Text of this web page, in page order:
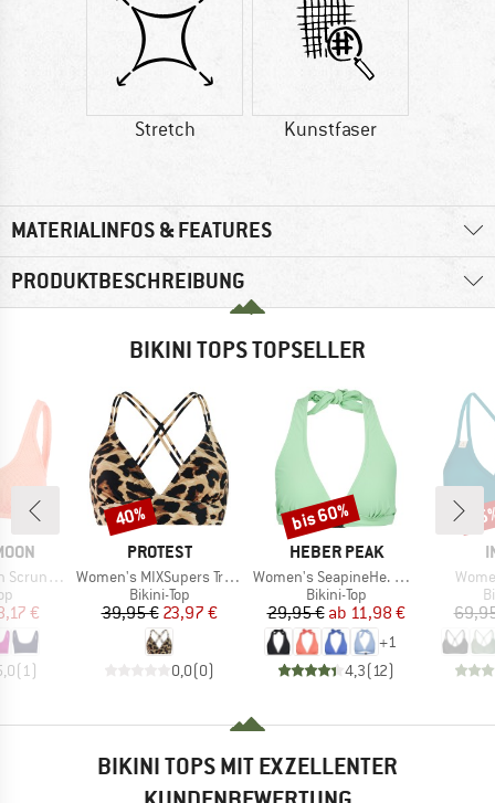
Stretch Kunstfaser
MATERIALINFOS & FEATURES
PRODUKTBESCHREIBUNG
BIKINI TOPS TOPSELLER
Preis
€
(1 )
MARKE
PROTEST
Artikel
Women's MIXSupers Triangle Bikini Top
Produktgruppe
Bikini-Top
Preis
39,95 €reduzierter Preis
23,97 €
0,0(0)
Rabatt
40%
MARKE
HEBER PEAK
Artikel
Women's SeapineHe. Bikini Triangle Top
Produktgruppe
Bikini-Top
Preis
29,95 € reduzierter Preis
ab 11,98 €
+1
4,3(12)
Rabatt
bis 60%
Artikel
BIKINI TOPS MIT EXZELLENTER